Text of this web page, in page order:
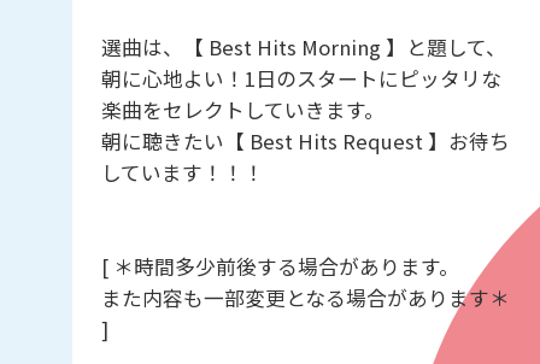
選曲は、【 Best Hits Morning 】と題して、
朝に心地よい！1日のスタートにピッタリな
楽曲をセレクトしていきます。
朝に聴きたい【 Best Hits Request 】お待ち
しています！！！
[ ＊時間多少前後する場合があります。
また内容も一部変更となる場合があります＊
]